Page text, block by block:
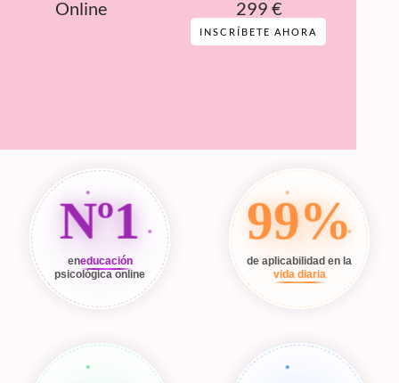
Online 299 €
INSCRÍBETE AHORA
Nº1
eneducación
psicológica online
99%
de aplicabilidad en la
vida diaria